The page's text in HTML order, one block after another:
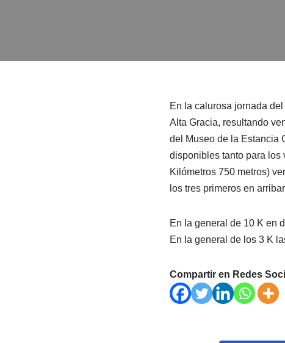
En la calurosa jornada
Alta Gracia, resultando
del Museo de la Estancia
disponibles tanto para los
Kilómetros 750 metros)
los tres primeros en
En la general de 10 K en
En la general de los 3 K
Compartir en Redes